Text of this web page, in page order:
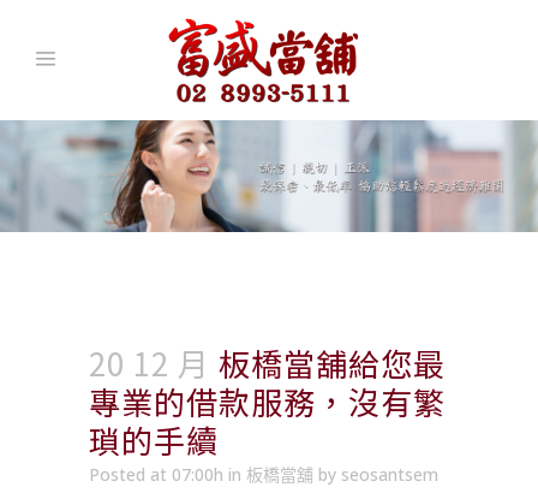
20 12 月 板橋當舖給您最
專業的借款服務，沒有繁
瑣的手續
Posted at 07:00h in 板橋當舖 by seosantsem